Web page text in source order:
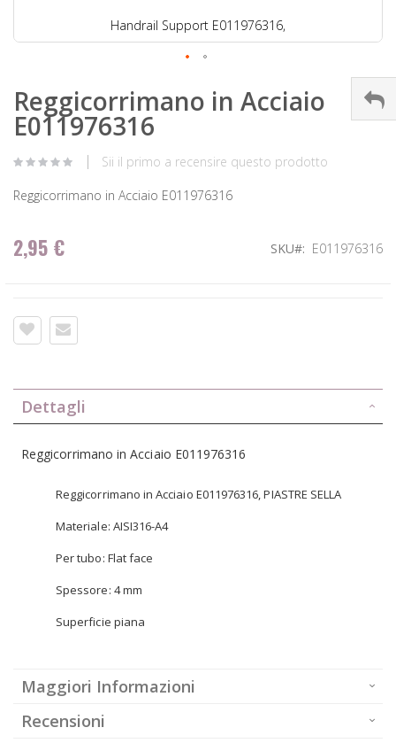
Handrail Support E011976316,
Reggicorrimano in Acciaio
E011976316
Sii il primo a recensire questo prodotto
Reggicorrimano in Acciaio E011976316
2,95 € SKU E011976316
Dettagli
Reggicorrimano in Acciaio E011976316
Reggicorrimano in Acciaio E011976316, PIASTRE SELLA
Materiale: AISI316-A4
Per tubo: Flat face
Spessore: 4 mm
Superficie piana
Maggiori Informazioni
Recensioni